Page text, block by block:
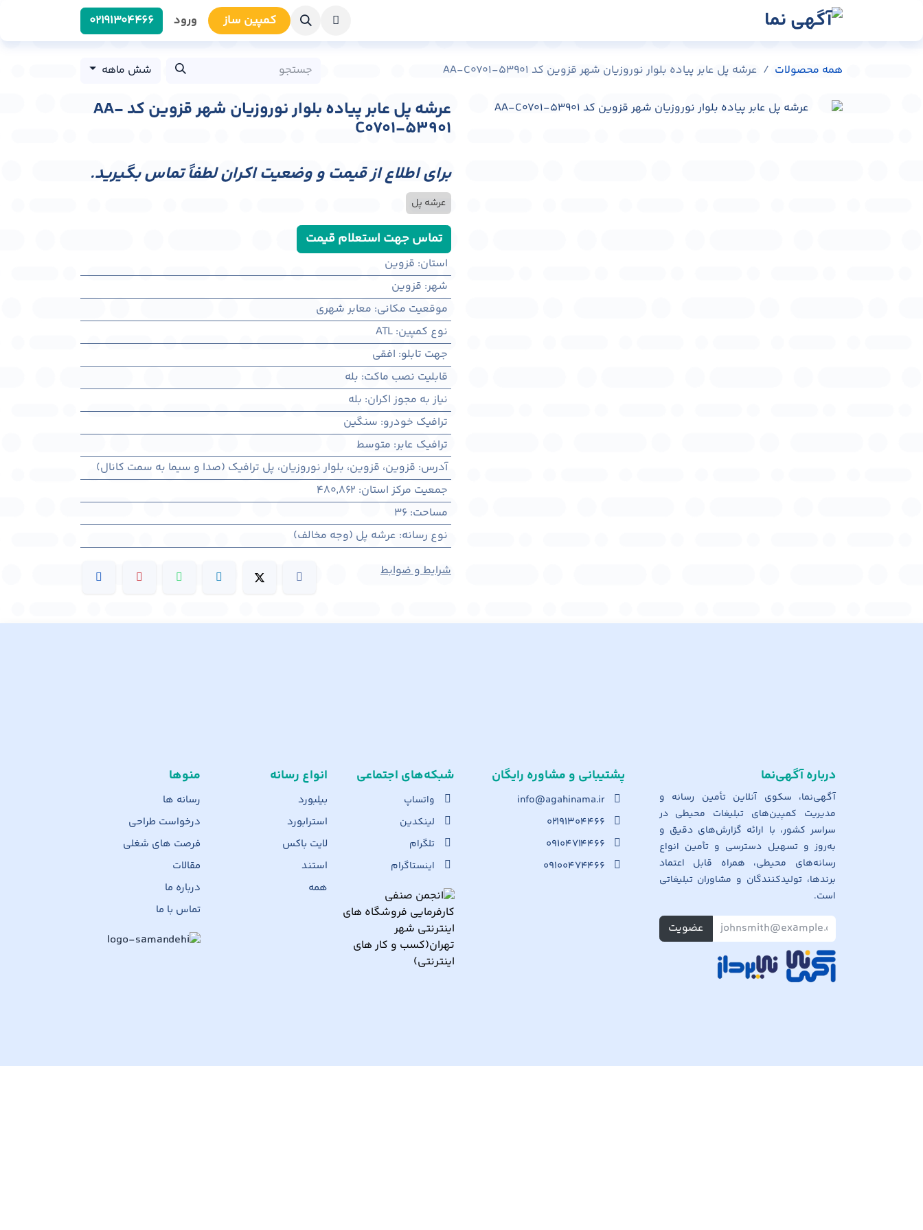
کمپین سا​​ز ورود 0219​1304466
همه محصولات عرشه پل عابر پیاده بلوار نوروزیان شهر قزوین کد AA-C0701-53901 شش ماهه
عرشه پل عابر پیاده بلوار نوروزیان شهر قزوین کد AA-
C0701-53901
برای اطلاع از قیمت و وضعیت اکران لطفاً تماس بگیرید.
عرشه پل
تماس جهت استعلام قیمت
استان: قزوین
شهر: قزوين
موقعیت مکانی: معابر شهری
نوع کمپین:
ATL
جهت تابلو: افقی
قابلیت نصب ماکت: بله
نیاز به مجوز اکران: بله
ترافیک خودرو: سنگین
ترافیک عابر: متوسط
آدرس: قزوين، قزوين، بلوار نوروزیان، پل ترافیک (صدا و سیما به سمت کانال)
جمعیت مرکز استان:
480,862
مساحت:
36
نوع رسانه: عرشه پل (وجه مخالف)
شرایط و ضوابط
منوها
رسانه ها
درخواست طراحی
فرصت های شغلی
مقالات
درباره ما
تماس با ما
انواع رسانه
بیلبورد
استرابورد
لایت باکس
استند
همه
شبکه‌های اجت​ماعی
واتساپ
لینکدین
تلگرام
اینستاگرام
پشتیبانی و مشاوره رایگان
info@agahinama.ir
۰۲۱۹۱۳۰۴۴۶۶
۰۹۱۰۴۷۱۴۴۶۶
۰۹۱۰۰۴۷۴۴۶۶
درباره آگهی‌نما
آگهی‌نما، سکوی آنلاین تأمین رسانه و
مدیریت کمپین‌های تبلیغات محیطی در
سراسر کشور، با ارائه گزارش‌های دقیق و
به‌روز و تسهیل دسترسی و تأمین انواع
رسانه‌های محیطی، همراه قابل اعتماد
برندها، تولیدکنندگان و مشاوران تبلیغاتی
است.
عضویت